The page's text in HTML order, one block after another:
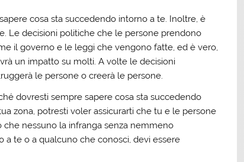
cosa sta succedendo intorno a te. Inoltre, è
Le decisioni politiche che le persone prendono
il governo e le leggi che vengono fatte, ed è vero,
un impatto su molti. A volte le decisioni
le persone o creerà le persone.
dovresti sempre sapere cosa sta succedendo
zona, potresti voler assicurarti che tu e le persone
nessuno la infranga senza nemmeno
a te o a qualcuno che conosci, devi essere